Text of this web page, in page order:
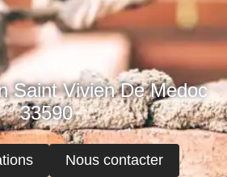
Saint Vivien De Medoc
33590
Nous contacter